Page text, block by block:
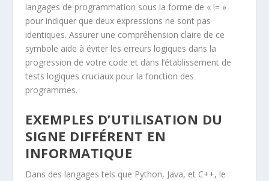
langages de programmation sous la forme de « != »
pour indiquer que deux expressions ne sont pas
identiques. Assurer une compréhension claire de ce
symbole aide à éviter les erreurs logiques dans la
progression de votre code et dans l’établissement de
tests logiques cruciaux pour la fonction des
programmes.
EXEMPLES D’UTILISATION DU
SIGNE DIFFÉRENT EN
INFORMATIQUE
Dans des langages tels que Python, Java, et C++, le